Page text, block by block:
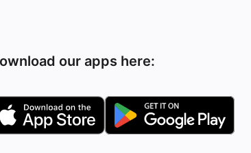
our apps here: